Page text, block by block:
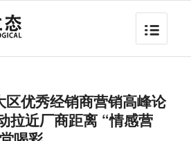
区优秀经销商营销高峰论
拉近厂商距离 “情感营